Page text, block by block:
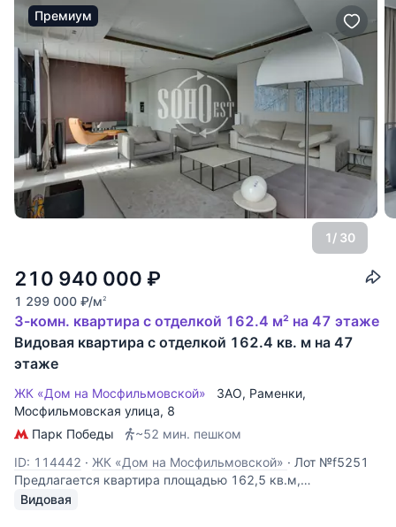
Премиум
1/ 30
210 940 000 ₽
1 299 000 ₽/м2
3-комн. квартира с отделкой 162.4 м² на 47 этаже
Видовая квартира с отделкой 162.4 кв. м на 47
этаже
ЖК «Дом на Мосфильмовской» ЗАО, Раменки,
Мосфильмовская улица, 8
Парк Победы
~52 мин. пешком
ID: 114442 · ЖК «Дом на Мосфильмовской» · Лот №f5251
Предлагается квартира площадью 162,5 кв.м,
расположенная в этом эффектном небоскребе, очень
Видовая